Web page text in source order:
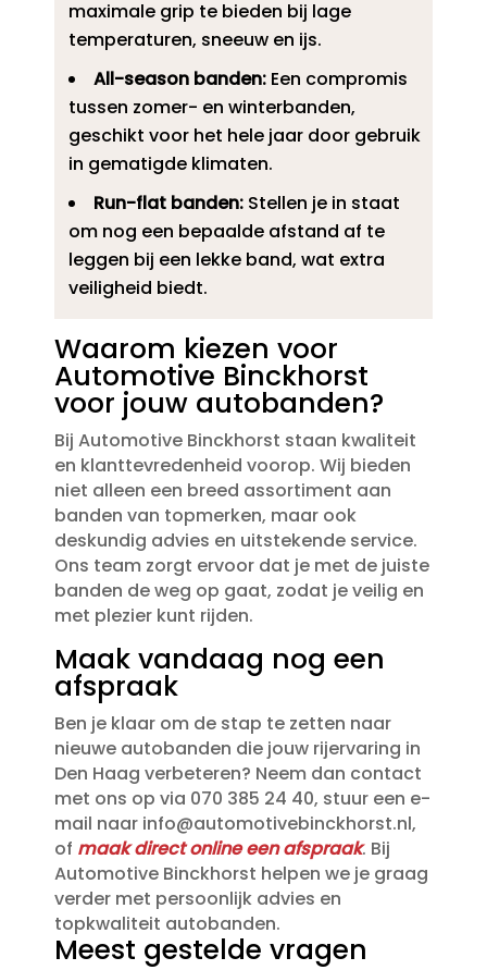
maximale grip te bieden bij lage
temperaturen, sneeuw en ijs.​
All-season banden:Een compromis
tussen zomer- en winterbanden,
geschikt voor het hele jaar door gebruik
in gematigde klimaten.​
Run-flat banden:Stellen je in staat
om nog een bepaalde afstand af te
leggen bij een lekke band, wat extra
veiligheid biedt.​
Waarom kiezen voor
Automotive Binckhorst
voor jouw autobanden?
Bij Automotive Binckhorst staan kwaliteit
en klanttevredenheid voorop.​ Wij bieden
niet alleen een breed assortiment aan
banden van topmerken, maar ook
deskundig advies en uitstekende service.​
Ons team zorgt ervoor dat je met de juiste
banden de weg op gaat, zodat je veilig en
met plezier kunt rijden.​
Maak vandaag nog een
afspraak
Ben je klaar om de stap te zetten naar
nieuwe autobanden die jouw rijervaring in
Den Haag verbeteren? Neem dan contact
met ons op via 070 385 24 40, stuur een e-
mail naar info@automotivebinckhorst.​nl,
of maak direct online een afspraak.​ Bij
Automotive Binckhorst helpen we je graag
verder met persoonlijk advies en
topkwaliteit autobanden.​
Meest gestelde vragen